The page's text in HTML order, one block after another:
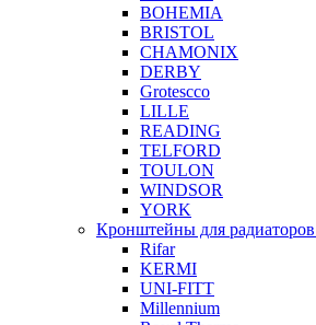
BOHEMIA
BRISTOL
CHAMONIX
DERBY
Grotescco
LILLE
READING
TELFORD
TOULON
WINDSOR
YORK
Кронштейны для радиаторов
Rifar
KERMI
UNI-FITT
Millennium